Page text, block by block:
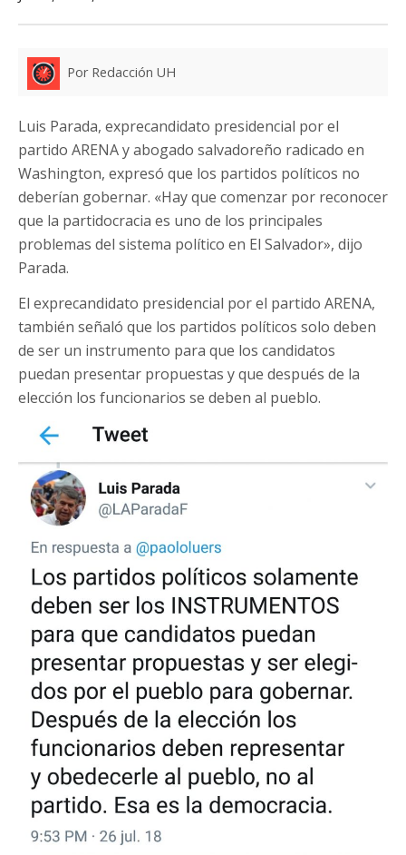
Por Redacción UH
Luis Parada, exprecandidato presidencial por el
partido ARENA y abogado salvadoreño radicado en
Washington, expresó que los partidos políticos no
deberían gobernar. «Hay que comenzar por reconocer
que la partidocracia es uno de los principales
problemas del sistema político en El Salvador», dijo
Parada.
El exprecandidato presidencial por el partido ARENA,
también señaló que los partidos políticos solo deben
de ser un instrumento para que los candidatos
puedan presentar propuestas y que después de la
elección los funcionarios se deben al pueblo.